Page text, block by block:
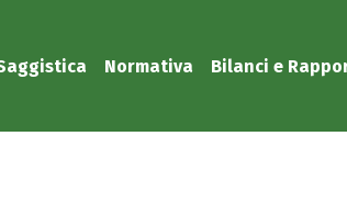
Normativa Bilanci e